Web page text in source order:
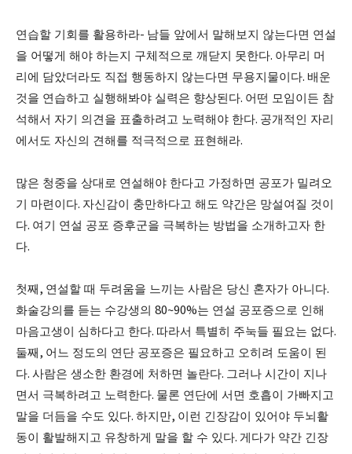
연습할 기회를 활용하라- 남들 앞에서 말해보지 않는다면 연설
을 어떻게 해야 하는지 구체적으로 깨닫지 못한다. 아무리 머
리에 담았더라도 직접 행동하지 않는다면 무용지물이다. 배운
것을 연습하고 실행해봐야 실력은 향상된다. 어떤 모임이든 참
석해서 자기 의견을 표출하려고 노력해야 한다. 공개적인 자리
에서도 자신의 견해를 적극적으로 표현해라.
많은 청중을 상대로 연설해야 한다고 가정하면 공포가 밀려오
기 마련이다. 자신감이 충만하다고 해도 약간은 망설여질 것이
다. 여기 연설 공포 증후군을 극복하는 방법을 소개하고자 한
다.
첫째 , 연설할 때 두려움을 느끼는 사람은 당신 혼자가 아니다.
화술강의를 듣는 수강생의 80~90%는 연설 공포증으로 인해
마음고생이 심하다고 한다. 따라서 특별히 주눅들 필요는 없다.
둘째 , 어느 정도의 연단 공포증은 필요하고 오히려 도움이 된
다. 사람은 생소한 환경에 처하면 놀란다. 그러나 시간이 지나
면서 극복하려고 노력한다. 물론 연단에 서면 호흡이 가빠지고
말을 더듬을 수도 있다. 하지만, 이런 긴장감이 있어야 두뇌활
동이 활발해지고 유창하게 말을 할 수 있다. 게다가 약간 긴장